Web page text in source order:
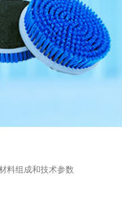
料组成和技术参数